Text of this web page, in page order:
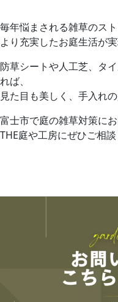
毎年悩まされる雑草のス
より充実したお庭生活が実
防草シートや人工芝、タ
れば、
見た目も美しく、手入れ
富士市で庭の雑草対策にお
THE庭や工房にぜひご相談